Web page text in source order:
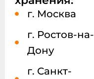
г. Москва
г. Ростов-на-
Дону
г. Санкт-